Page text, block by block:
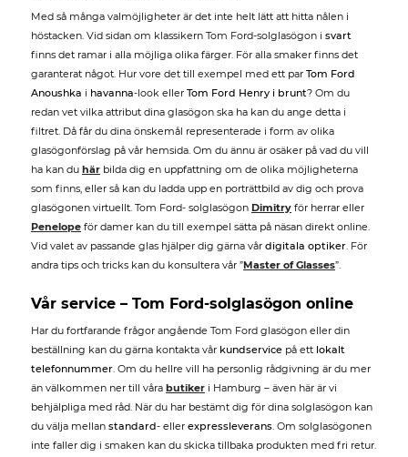
Med så många valmöjligheter är det inte helt lätt att hitta nålen i
höstacken. Vid sidan om klassikern Tom Ford-solglasögon i svart
finns det ramar i alla möjliga olika färger. För alla smaker finns det
garanterat något. Hur vore det till exempel med ett par Tom Ford
Anoushka i havanna-look eller Tom Ford Henry i brunt? Om du
redan vet vilka attribut dina glasögon ska ha kan du ange detta i
filtret. Då får du dina önskemål representerade i form av olika
glasögonförslag på vår hemsida. Om du ännu är osäker på vad du vill
ha kan du här bilda dig en uppfattning om de olika möjligheterna
som finns, eller så kan du ladda upp en porträttbild av dig och prova
glasögonen virtuellt. Tom Ford- solglasögon Dimitry för herrar eller
Penelope för damer kan du till exempel sätta på näsan direkt online.
Vid valet av passande glas hjälper dig gärna vår digitala optiker. För
andra tips och tricks kan du konsultera vår ”Master of Glasses”.
Vår service – Tom Ford-solglasögon online
Har du fortfarande frågor angående Tom Ford glasögon eller din
beställning kan du gärna kontakta vår kundservice på ett lokalt
telefonnummer. Om du hellre vill ha personlig rådgivning är du mer
än välkommen ner till våra butiker i Hamburg – även här är vi
behjälpliga med råd. När du har bestämt dig för dina solglasögon kan
du välja mellan standard- eller expressleverans. Om solglasögonen
inte faller dig i smaken kan du skicka tillbaka produkten med fri retur.